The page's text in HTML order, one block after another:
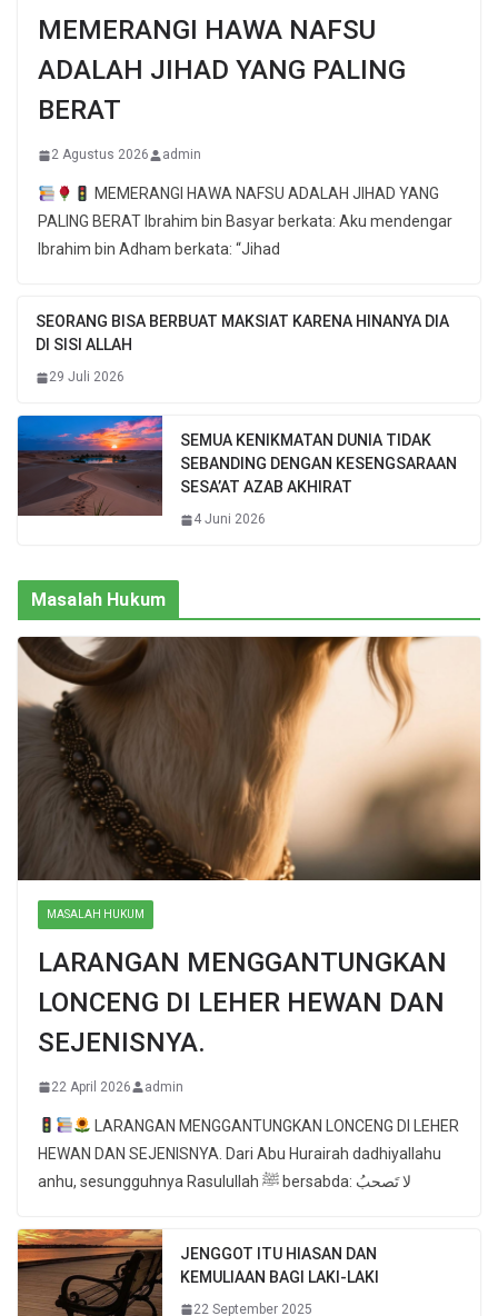
MEMERANGI HAWA NAFSU
ADALAH JIHAD YANG PALING
BERAT
2 Agustus 2026 admin
MEMERANGI HAWA NAFSU ADALAH JIHAD YANG
PALING BERAT Ibrahim bin Basyar berkata: Aku mendengar
Ibrahim bin Adham berkata: “Jihad
SEORANG BISA BERBUAT MAKSIAT KARENA HINANYA DIA
DI SISI ALLAH
29 Juli 2026
SEMUA KENIKMATAN DUNIA TIDAK
SEBANDING DENGAN KESENGSARAAN
SESA’AT AZAB AKHIRAT
4 Juni 2026
Masalah Hukum
MASALAH HUKUM
LARANGAN MENGGANTUNGKAN
LONCENG DI LEHER HEWAN DAN
SEJENISNYA.
22 April 2026 admin
LARANGAN MENGGANTUNGKAN LONCENG DI LEHER
HEWAN DAN SEJENISNYA. Dari Abu Hurairah dadhiyallahu
anhu, sesungguhnya Rasulullah ﷺ bersabda: لا تَصحبُ
JENGGOT ITU HIASAN DAN
KEMULIAAN BAGI LAKI-LAKI
22 September 2025